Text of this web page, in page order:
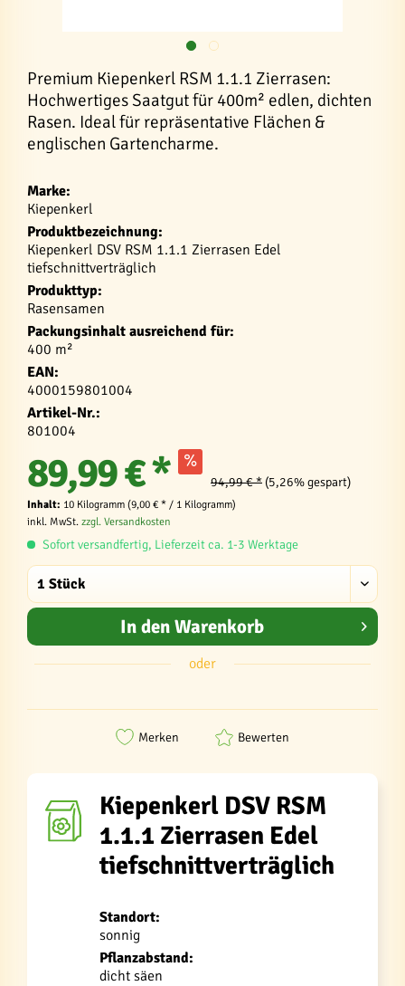
Premium Kiepenkerl RSM 1.1.1 Zierrasen:
Hochwertiges Saatgut für 400m² edlen, dichten
Rasen. Ideal für repräsentative Flächen &
englischen Gartencharme.
Marke:
Kiepenkerl
Produktbezeichnung:
Kiepenkerl DSV RSM 1.1.1 Zierrasen Edel
tiefschnittverträglich
Produkttyp:
Rasensamen
Packungsinhalt ausreichend für:
400 m²
EAN:
4000159801004
Artikel-Nr.:
801004
89,99 € * 94,99 € * (5,26% gespart)
Inhalt: 10 Kilogramm (9,00 € * / 1 Kilogramm)
inkl. MwSt. zzgl. Versandkosten
Sofort versandfertig, Lieferzeit ca. 1-3 Werktage
In den Warenkorb
oder
Merken Bewerten
Kiepenkerl DSV RSM
1.1.1 Zierrasen Edel
tiefschnittverträglich
Standort:
sonnig
Pflanzabstand:
dicht säen